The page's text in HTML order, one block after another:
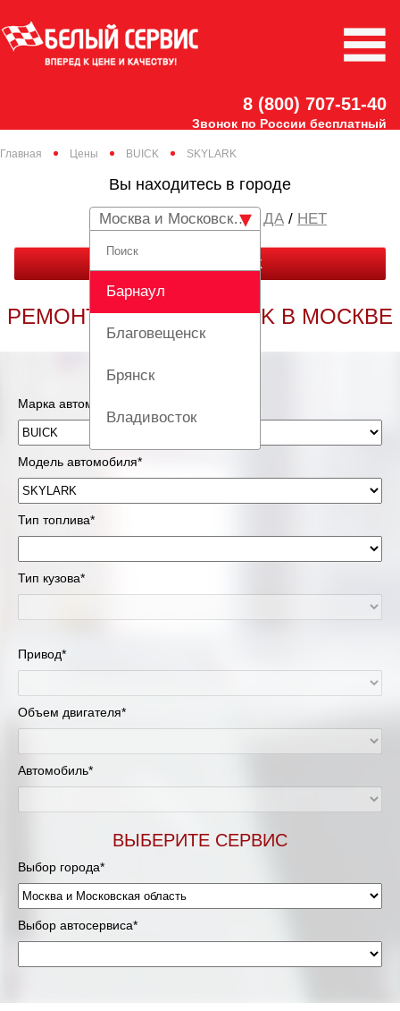
8 (800) 707-51-40
Звонок по России бесплатный
Главная Цены BUICK SKYLARK
Вы находитесь в городе
Москва и Московская область
Барнаул
Благовещенск
Брянск
Владивосток
Вологда
Екатеринбург
Красноярск
Липецк
Москва и Московская область
Мурманск
Нижневартовск
Нижний Новгород
Новосибирск
/ НЕТ
ЗАКАЗАТЬ ЗВОНОК
РЕМОНТ BUICK SKYLARK В МОСКВЕ
Марка автомобиля*
Модель автомобиля*
Тип топлива*
Тип кузова*
Привод*
Объем двигателя*
Автомобиль*
ВЫБЕРИТЕ СЕРВИС
Выбор города*
Выбор автосервиса*